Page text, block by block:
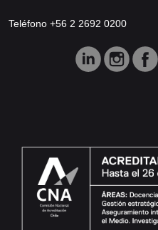
Teléfono +56 2 2692 0200